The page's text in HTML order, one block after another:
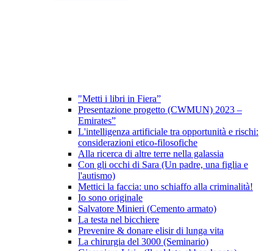
"Metti i libri in Fiera”
Presentazione progetto (CWMUN) 2023 –
Emirates”
L'intelligenza artificiale tra opportunità e rischi:
considerazioni etico-filosofiche
Alla ricerca di altre terre nella galassia
Con gli occhi di Sara (Un padre, una figlia e
l'autismo)
Mettici la faccia: uno schiaffo alla criminalità!
Io sono originale
Salvatore Minieri (Cemento armato)
La testa nel bicchiere
Prevenire & donare elisir di lunga vita
La chirurgia del 3000 (Seminario)